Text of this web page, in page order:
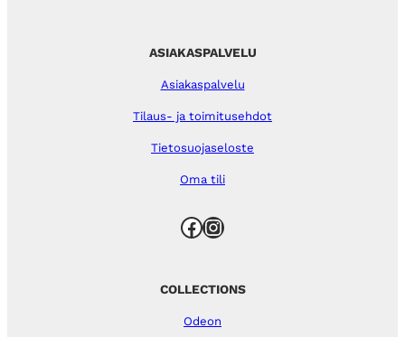
ASIAKASPALVELU
Asiakaspalvelu
Tilaus- ja toimitusehdot
Tietosuojaseloste
Oma tili
Facebook Instagram
COLLECTIONS
Odeon